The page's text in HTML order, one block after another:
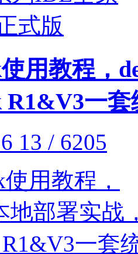
使用教程，
R1&V3一套
13 / 6205